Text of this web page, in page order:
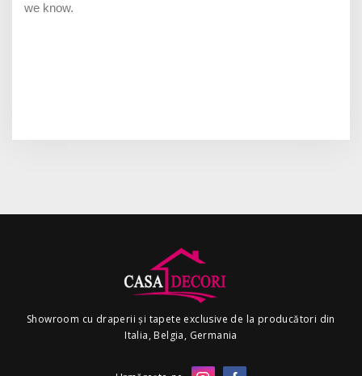
Showroom cu draperii și tapete exclusive de la producători din
Italia, Belgia, Germania